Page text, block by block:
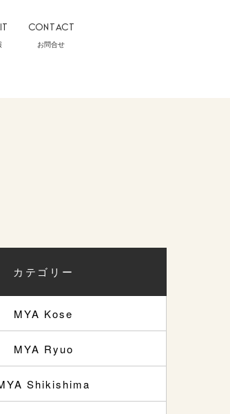
CONTACT
お問合せ
カテゴリー
MYA Kose
MYA Ryuo
Shikishima